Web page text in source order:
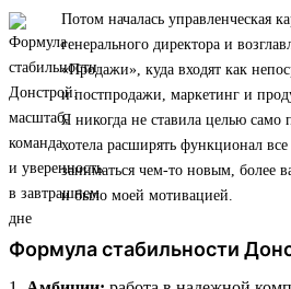
Потом началась управленческая
генерального директора и
«Продажи», куда входят как
и постпродажи, маркетинг и
Я никогда не ставила целью
хотела расширять функционал
заниматься чем-то новым, более
и было моей мотивацией.
Формула стабильности